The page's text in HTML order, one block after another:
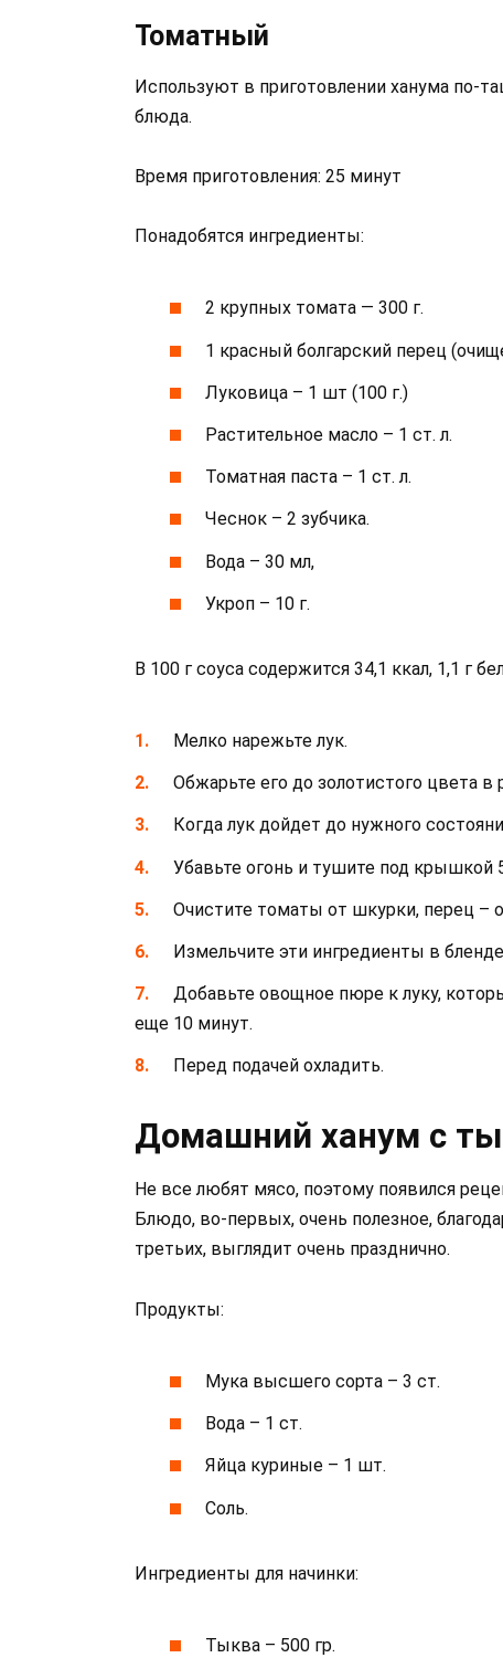
Томатный
Используют в приготовлении ханума по-
блюда.
Время приготовления: 25 минут
Понадобятся ингредиенты:
2 крупных томата — 300 г.
1 красный болгарский перец
Луковица – 1 шт (100 г.)
Растительное масло – 1 ст. л.
Томатная паста – 1 ст. л.
Чеснок – 2 зубчика.
Вода – 30 мл,
Укроп – 10 г.
В 100 г соуса содержится 34,1 ккал, 1,1 г
Мелко нарежьте лук.
Обжарьте его до золотистого цвета в
Когда лук дойдет до нужного
Убавьте огонь и тушите под крышкой
Очистите томаты от шкурки, перец –
Измельчите эти ингредиенты в
Добавьте овощное пюре к луку,
еще 10 минут.
Перед подачей охладить.
Домашний ханум с
Не все любят мясо, поэтому появился
Блюдо, во-первых, очень полезное,
третьих, выглядит очень празднично.
Продукты:
Мука высшего сорта – 3 ст.
Вода – 1 ст.
Яйца куриные – 1 шт.
Соль.
Ингредиенты для начинки:
Тыква – 500 гр.